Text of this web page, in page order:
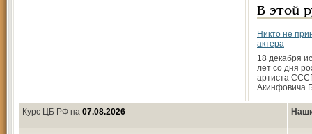
В этой
Никто не
актера
18 декабря
лет со дня
артиста
Акинфовича
Курс ЦБ РФ на 07.08.2026